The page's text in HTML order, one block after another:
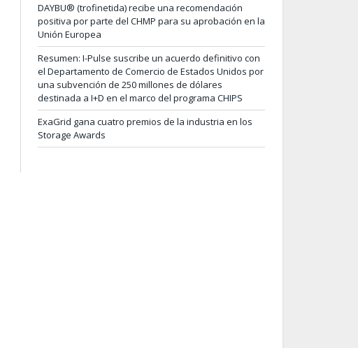
DAYBU® (trofinetida) recibe una recomendación
positiva por parte del CHMP para su aprobación en la
Unión Europea
Resumen: I-Pulse suscribe un acuerdo definitivo con
el Departamento de Comercio de Estados Unidos por
una subvención de 250 millones de dólares
destinada a I+D en el marco del programa CHIPS
ExaGrid gana cuatro premios de la industria en los
Storage Awards